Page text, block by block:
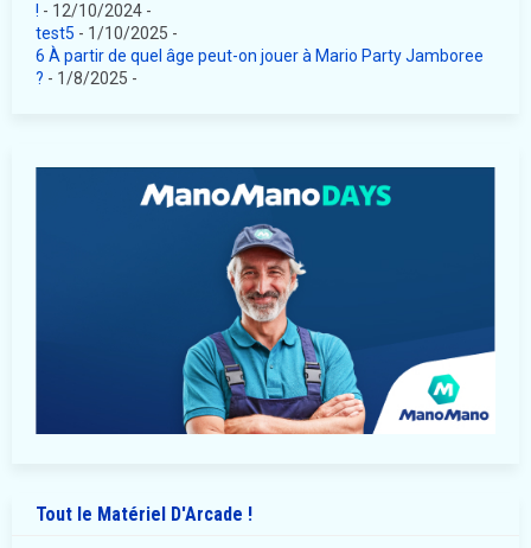
! - 12/10/2024 -
test5 - 1/10/2025 -
6 À partir de quel âge peut-on jouer à Mario Party Jamboree
? - 1/8/2025 -
Tout le Matériel D'Arcade !